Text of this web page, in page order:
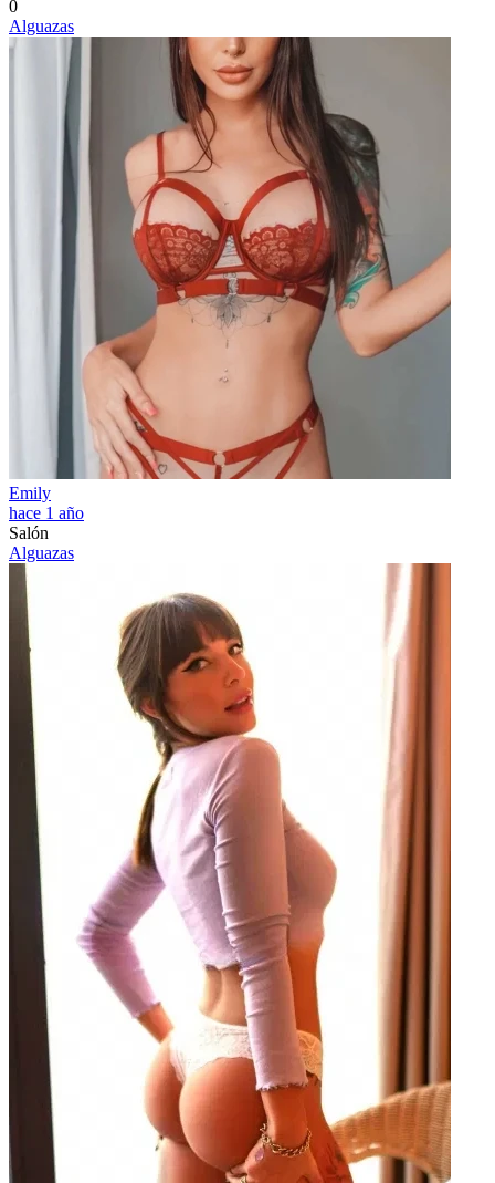
0
Alguazas
Emily
hace 1 año
Salón
Alguazas